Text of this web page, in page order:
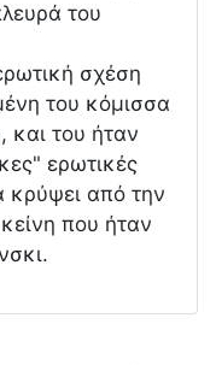
του
σχέση
του κόµισσα
και του ήταν
ερωτικές
κρύψει από την
που ήταν